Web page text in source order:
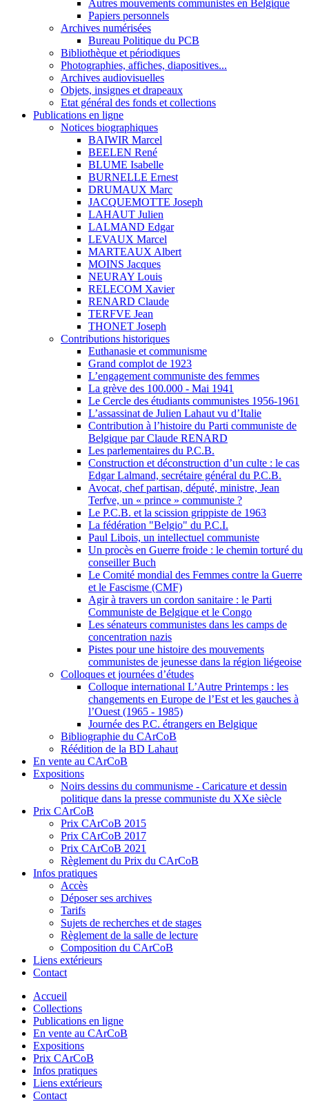
Autres mouvements communistes en Belgique
Papiers personnels
Archives numérisées
Bureau Politique du PCB
Bibliothèque et périodiques
Photographies, affiches, diapositives...
Archives audiovisuelles
Objets, insignes et drapeaux
Etat général des fonds et collections
Publications en ligne
Notices biographiques
BAIWIR Marcel
BEELEN René
BLUME Isabelle
BURNELLE Ernest
DRUMAUX Marc
JACQUEMOTTE Joseph
LAHAUT Julien
LALMAND Edgar
LEVAUX Marcel
MARTEAUX Albert
MOINS Jacques
NEURAY Louis
RELECOM Xavier
RENARD Claude
TERFVE Jean
THONET Joseph
Contributions historiques
Euthanasie et communisme
Grand complot de 1923
L’engagement communiste des femmes
La grève des 100.000 - Mai 1941
Le Cercle des étudiants communistes 1956-1961
L’assassinat de Julien Lahaut vu d’Italie
Contribution à l’histoire du Parti communiste de
Belgique par Claude RENARD
Les parlementaires du P.C.B.
Construction et déconstruction d’un culte : le cas
Edgar Lalmand, secrétaire général du P.C.B.
Avocat, chef partisan, député, ministre, Jean
Terfve, un « prince » communiste ?
Le P.C.B. et la scission grippiste de 1963
La fédération "Belgio" du P.C.I.
Paul Libois, un intellectuel communiste
Un procès en Guerre froide : le chemin torturé du
conseiller Buch
Le Comité mondial des Femmes contre la Guerre
et le Fascisme (CMF)
Agir à travers un cordon sanitaire : le Parti
Communiste de Belgique et le Congo
Les sénateurs communistes dans les camps de
concentration nazis
Pistes pour une histoire des mouvements
communistes de jeunesse dans la région liégeoise
Colloques et journées d’études
Colloque international L’Autre Printemps : les
changements en Europe de l’Est et les gauches à
l’Ouest (1965 - 1985)
Journée des P.C. étrangers en Belgique
Bibliographie du CArCoB
Réédition de la BD Lahaut
En vente au CArCoB
Expositions
Noirs dessins du communisme - Caricature et dessin
politique dans la presse communiste du XXe siècle
Prix CArCoB
Prix CArCoB 2015
Prix CArCoB 2017
Prix CArCoB 2021
Règlement du Prix du CArCoB
Infos pratiques
Accès
Déposer ses archives
Tarifs
Sujets de recherches et de stages
Règlement de la salle de lecture
Composition du CArCoB
Liens extérieurs
Contact
Accueil
Collections
Publications en ligne
En vente au CArCoB
Expositions
Prix CArCoB
Infos pratiques
Liens extérieurs
Contact